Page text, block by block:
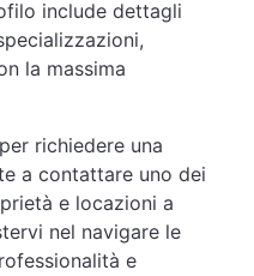
include dettagli
la massima
richiedere una
a contattare uno dei
e locazioni a
nel navigare le
e